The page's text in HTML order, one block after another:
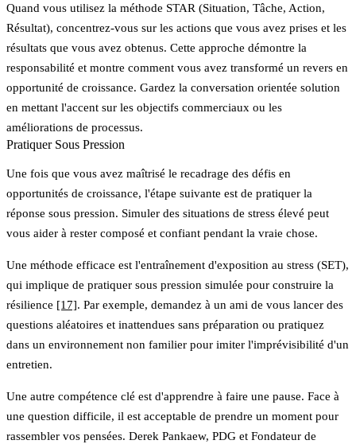
Quand vous utilisez la méthode STAR (Situation, Tâche, Action,
Résultat), concentrez-vous sur les actions que vous avez prises et les
résultats que vous avez obtenus. Cette approche démontre la
responsabilité et montre comment vous avez transformé un revers en
opportunité de croissance. Gardez la conversation orientée solution
en mettant l'accent sur les objectifs commerciaux ou les
améliorations de processus.
Pratiquer Sous Pression
Une fois que vous avez maîtrisé le recadrage des défis en
opportunités de croissance, l'étape suivante est de pratiquer la
réponse sous pression. Simuler des situations de stress élevé peut
vous aider à rester composé et confiant pendant la vraie chose.
Une méthode efficace est l'entraînement d'exposition au stress (SET),
qui implique de pratiquer sous pression simulée pour construire la
résilience [17]. Par exemple, demandez à un ami de vous lancer des
questions aléatoires et inattendues sans préparation ou pratiquez
dans un environnement non familier pour imiter l'imprévisibilité d'un
entretien.
Une autre compétence clé est d'apprendre à faire une pause. Face à
une question difficile, il est acceptable de prendre un moment pour
rassembler vos pensées. Derek Pankaew, PDG et Fondateur de